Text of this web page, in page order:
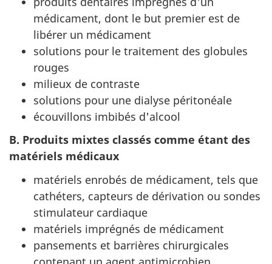
médicament, dont le but premier est de
libérer un médicament
solutions pour le traitement des globules
rouges
milieux de contraste
solutions pour une dialyse péritonéale
écouvillons imbibés d'alcool
B. Produits mixtes classés comme étant des
matériels médicaux
matériels enrobés de médicament, tels que
cathéters, capteurs de dérivation ou sondes
stimulateur cardiaque
matériels imprégnés de médicament
pansements et barrières chirurgicales